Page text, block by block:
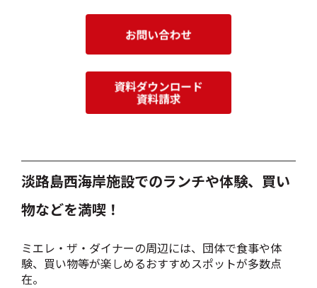
淡路島西海岸施設でのランチや体験、買い
物などを満喫！
ミエレ・ザ・ダイナーの周辺には、団体で食事や体
験、買い物等が楽しめるおすすめスポットが多数点
在。